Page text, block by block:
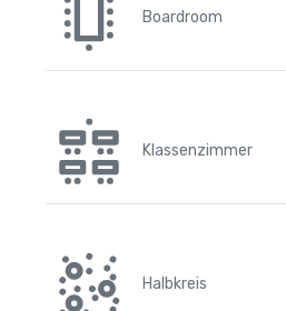
Boardroom
Klassenzimmer
Halbkreis